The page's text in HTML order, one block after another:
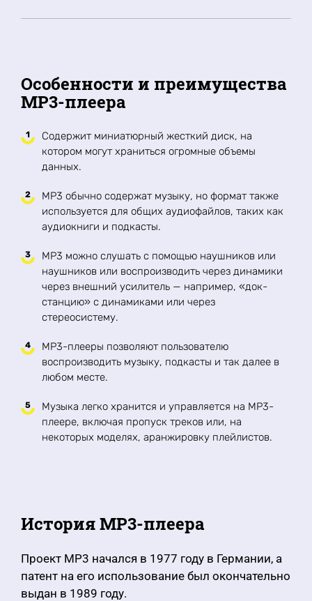
Особенности и преимущества
MP3-плеера
Содержит миниатюрный жесткий диск, на
котором могут храниться огромные объемы
данных.
MP3 обычно содержат музыку, но формат также
используется для общих аудиофайлов, таких как
аудиокниги и подкасты.
MP3 можно слушать с помощью наушников или
наушников или воспроизводить через динамики
через внешний усилитель — например, «док-
станцию» с динамиками или через
стереосистему.
MP3-плееры позволяют пользователю
воспроизводить музыку, подкасты и так далее в
любом месте.
Музыка легко хранится и управляется на MP3-
плеере, включая пропуск треков или, на
некоторых моделях, аранжировку плейлистов.
История MP3-плеера
Проект MP3 начался в 1977 году в Германии, а
патент на его использование был окончательно
выдан в 1989 году.